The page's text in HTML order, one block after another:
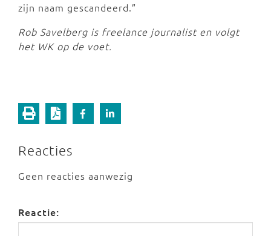
zijn naam gescandeerd.”
Rob Savelberg is freelance journalist en volgt
het WK op de voet.
Reacties
Geen reacties aanwezig
Reactie: